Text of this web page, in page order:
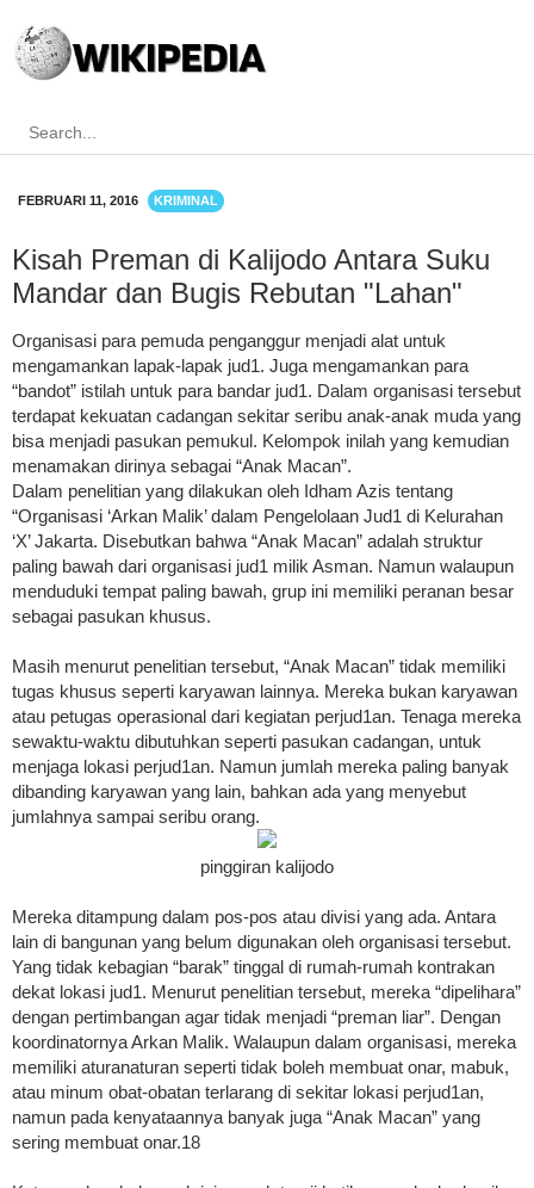
FEBRUARI 11, 2016 KRIMINAL
Kisah Preman di Kalijodo Antara Suku
Mandar dan Bugis Rebutan "Lahan"
Organisasi para pemuda penganggur menjadi alat untuk
mengamankan lapak-lapak jud1. Juga mengamankan para
“bandot” istilah untuk para bandar jud1. Dalam organisasi tersebut
terdapat kekuatan cadangan sekitar seribu anak-anak muda yang
bisa menjadi pasukan pemukul. Kelompok inilah yang kemudian
menamakan dirinya sebagai “Anak Macan”.
Dalam penelitian yang dilakukan oleh Idham Azis tentang
“Organisasi ‘Arkan Malik’ dalam Pengelolaan Jud1 di Kelurahan
‘X’ Jakarta. Disebutkan bahwa “Anak Macan” adalah struktur
paling bawah dari organisasi jud1 milik Asman. Namun walaupun
menduduki tempat paling bawah, grup ini memiliki peranan besar
sebagai pasukan khusus.
Masih menurut penelitian tersebut, “Anak Macan” tidak memiliki
tugas khusus seperti karyawan lainnya. Mereka bukan karyawan
atau petugas operasional dari kegiatan perjud1an. Tenaga mereka
sewaktu-waktu dibutuhkan seperti pasukan cadangan, untuk
menjaga lokasi perjud1an. Namun jumlah mereka paling banyak
dibanding karyawan yang lain, bahkan ada yang menyebut
jumlahnya sampai seribu orang.
pinggiran kalijodo
Mereka ditampung dalam pos-pos atau divisi yang ada. Antara
lain di bangunan yang belum digunakan oleh organisasi tersebut.
Yang tidak kebagian “barak” tinggal di rumah-rumah kontrakan
dekat lokasi jud1. Menurut penelitian tersebut, mereka “dipelihara”
dengan pertimbangan agar tidak menjadi “preman liar”. Dengan
koordinatornya Arkan Malik. Walaupun dalam organisasi, mereka
memiliki aturan­aturan seperti tidak boleh membuat onar, mabuk,
atau minum obat-obatan terlarang di sekitar lokasi perjud1an,
namun pada kenyataannya banyak juga “Anak Macan” yang
sering membuat onar.18